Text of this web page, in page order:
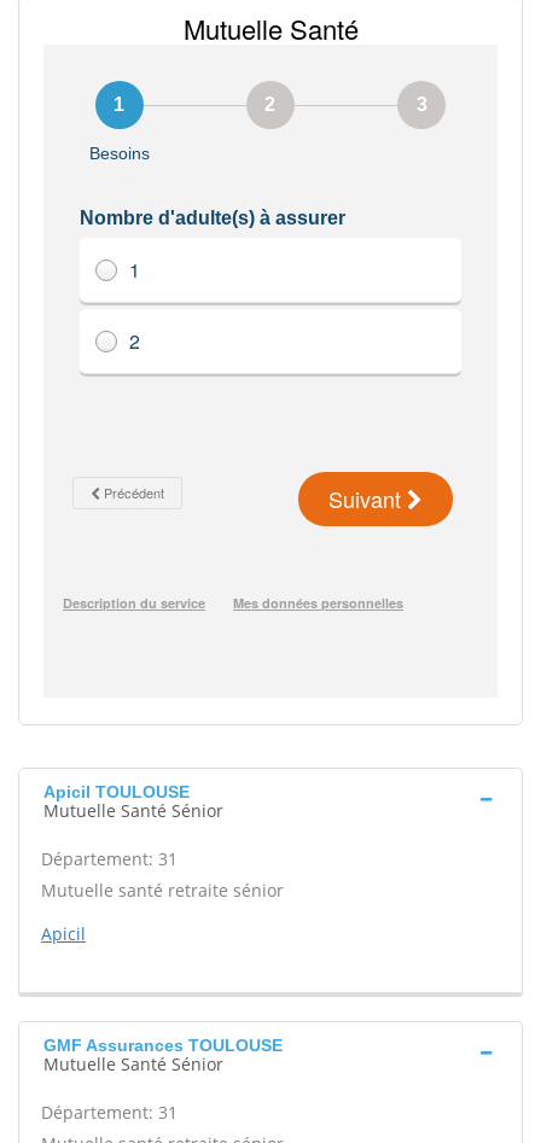
Apicil TOULOUSE
Mutuelle Santé Sénior
Département: 31
Mutuelle santé retraite sénior
Apicil
GMF Assurances TOULOUSE
Mutuelle Santé Sénior
Département: 31